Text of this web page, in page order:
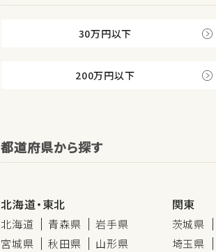
30万円以下
200万円以下
都道府県から探す
北海道・東北
北海道 青森県
岩手県
宮城県
秋田県
山形県
関東
茨城県
埼玉県